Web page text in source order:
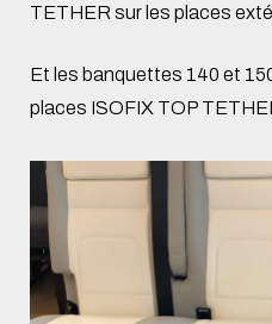
TETHER sur les places
Et les banquettes 140 et
places ISOFIX TOP